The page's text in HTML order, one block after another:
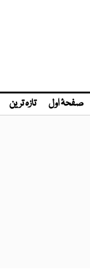
صفحۂ اول تازہ ترین